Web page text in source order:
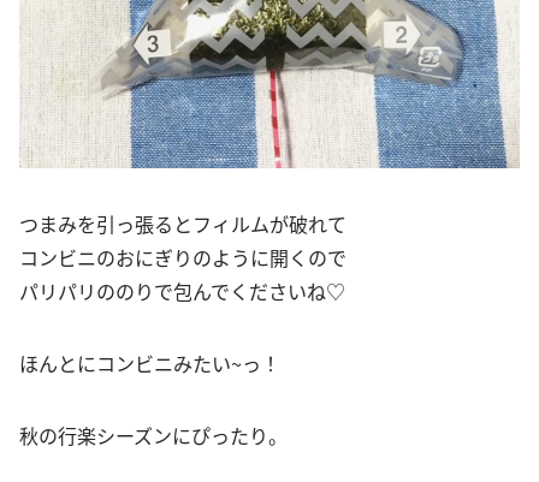
つまみを引っ張るとフィルムが破れて
コンビニのおにぎりのように開くので
パリパリののりで包んでくださいね♡
ほんとにコンビニみたい~っ！
秋の行楽シーズンにぴったり。